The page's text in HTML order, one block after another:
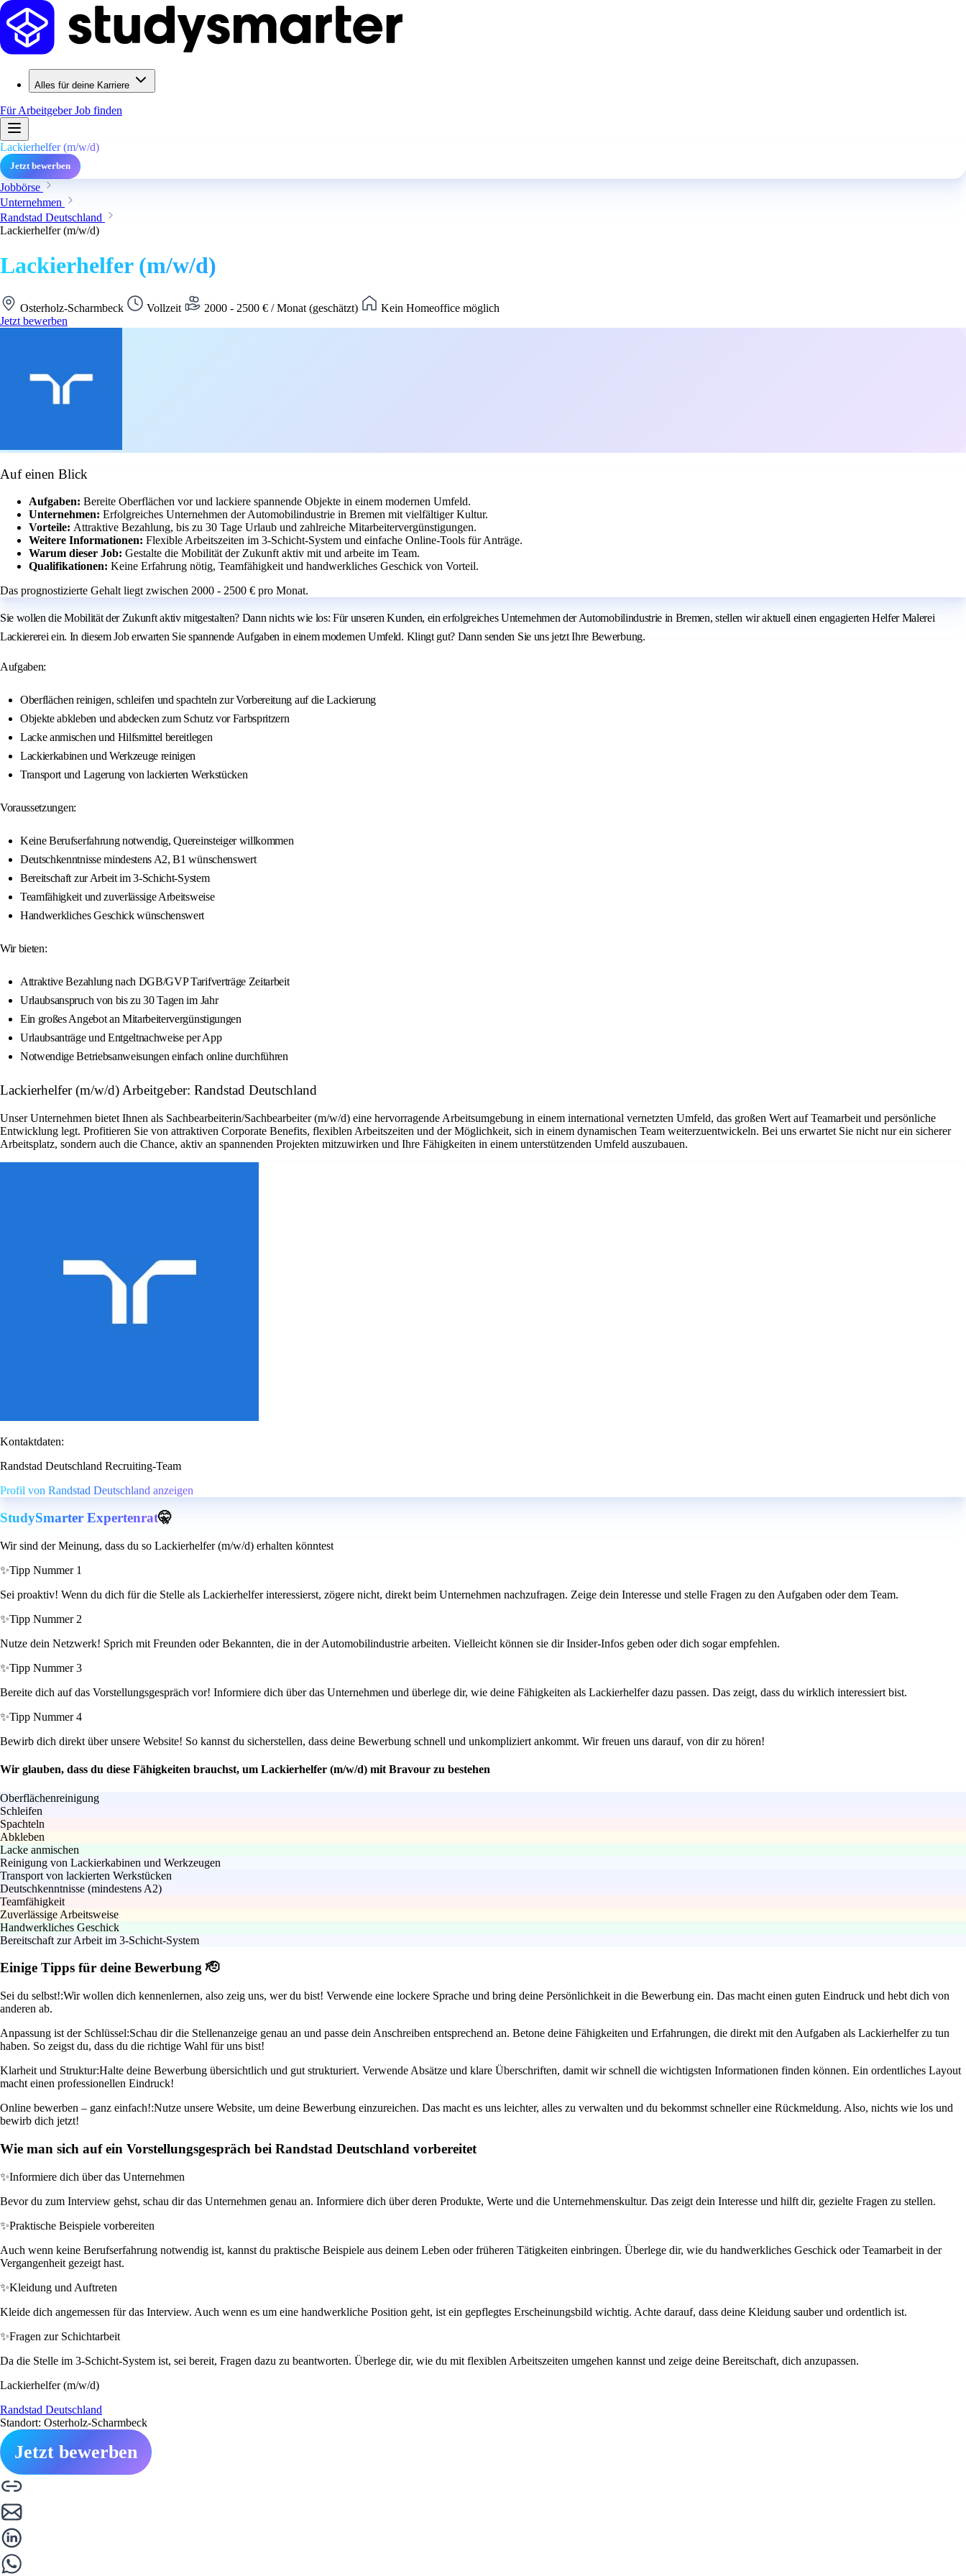
Alles für deine Karriere
Für ArbeitgeberJob finden
Lackierhelfer (m/w/d)
Jetzt bewerben
Jobbörse
Unternehmen
Randstad Deutschland
Lackierhelfer (m/w/d)
Lackierhelfer (m/w/d)
Osterholz-Scharmbeck Vollzeit 2000 - 2500 € / Monat (geschätzt)
Kein Homeoffice möglich
Jetzt bewerben
Auf einen Blick
Aufgaben: Bereite Oberflächen vor und lackiere spannende Objekte in einem modernen Umfeld.
Unternehmen: Erfolgreiches Unternehmen der Automobilindustrie in Bremen mit vielfältiger Kultur.
Vorteile: Attraktive Bezahlung, bis zu 30 Tage Urlaub und zahlreiche Mitarbeitervergünstigungen.
Weitere Informationen: Flexible Arbeitszeiten im 3-Schicht-System und einfache Online-Tools für Anträge.
Warum dieser Job: Gestalte die Mobilität der Zukunft aktiv mit und arbeite im Team.
Qualifikationen: Keine Erfahrung nötig, Teamfähigkeit und handwerkliches Geschick von Vorteil.
Das prognostizierte Gehalt liegt zwischen 2000 - 2500 € pro Monat.
Sie wollen die Mobilität der Zukunft aktiv mitgestalten? Dann nichts wie los: Für unseren Kunden, ein erfolgreiches Unternehmen der Automobilindustrie in Bremen, stellen wir aktuell einen engagierten Helfer Malerei
Lackiererei ein. In diesem Job erwarten Sie spannende Aufgaben in einem modernen Umfeld. Klingt gut? Dann senden Sie uns jetzt Ihre Bewerbung.
Aufgaben:
Oberflächen reinigen, schleifen und spachteln zur Vorbereitung auf die Lackierung
Objekte abkleben und abdecken zum Schutz vor Farbspritzern
Lacke anmischen und Hilfsmittel bereitlegen
Lackierkabinen und Werkzeuge reinigen
Transport und Lagerung von lackierten Werkstücken
Voraussetzungen:
Keine Berufserfahrung notwendig, Quereinsteiger willkommen
Deutschkenntnisse mindestens A2, B1 wünschenswert
Bereitschaft zur Arbeit im 3-Schicht-System
Teamfähigkeit und zuverlässige Arbeitsweise
Handwerkliches Geschick wünschenswert
Wir bieten:
Attraktive Bezahlung nach DGB/GVP Tarifverträge Zeitarbeit
Urlaubsanspruch von bis zu 30 Tagen im Jahr
Ein großes Angebot an Mitarbeitervergünstigungen
Urlaubsanträge und Entgeltnachweise per App
Notwendige Betriebsanweisungen einfach online durchführen
Lackierhelfer (m/w/d) Arbeitgeber: Randstad Deutschland
Unser Unternehmen bietet Ihnen als Sachbearbeiterin/Sachbearbeiter (m/w/d) eine hervorragende Arbeitsumgebung in einem international vernetzten Umfeld, das großen Wert auf Teamarbeit und persönliche
Entwicklung legt. Profitieren Sie von attraktiven Corporate Benefits, flexiblen Arbeitszeiten und der Möglichkeit, sich in einem dynamischen Team weiterzuentwickeln. Bei uns erwartet Sie nicht nur ein sicherer
Arbeitsplatz, sondern auch die Chance, aktiv an spannenden Projekten mitzuwirken und Ihre Fähigkeiten in einem unterstützenden Umfeld auszubauen.
Kontaktdaten:
Randstad Deutschland Recruiting-Team
Profil von Randstad Deutschland anzeigen
StudySmarter Expertenrat🤫
Wir sind der Meinung, dass du so Lackierhelfer (m/w/d) erhalten könntest
✨Tipp Nummer 1
Sei proaktiv! Wenn du dich für die Stelle als Lackierhelfer interessierst, zögere nicht, direkt beim Unternehmen nachzufragen. Zeige dein Interesse und stelle Fragen zu den Aufgaben oder dem Team.
✨Tipp Nummer 2
Nutze dein Netzwerk! Sprich mit Freunden oder Bekannten, die in der Automobilindustrie arbeiten. Vielleicht können sie dir Insider-Infos geben oder dich sogar empfehlen.
✨Tipp Nummer 3
Bereite dich auf das Vorstellungsgespräch vor! Informiere dich über das Unternehmen und überlege dir, wie deine Fähigkeiten als Lackierhelfer dazu passen. Das zeigt, dass du wirklich interessiert bist.
✨Tipp Nummer 4
Bewirb dich direkt über unsere Website! So kannst du sicherstellen, dass deine Bewerbung schnell und unkompliziert ankommt. Wir freuen uns darauf, von dir zu hören!
Wir glauben, dass du diese Fähigkeiten brauchst, um Lackierhelfer (m/w/d) mit Bravour zu bestehen
Oberflächenreinigung
Schleifen
Spachteln
Abkleben
Lacke anmischen
Reinigung von Lackierkabinen und Werkzeugen
Transport von lackierten Werkstücken
Deutschkenntnisse (mindestens A2)
Teamfähigkeit
Zuverlässige Arbeitsweise
Handwerkliches Geschick
Bereitschaft zur Arbeit im 3-Schicht-System
Einige Tipps für deine Bewerbung 🫡
Sei du selbst!:Wir wollen dich kennenlernen, also zeig uns, wer du bist! Verwende eine lockere Sprache und bring deine Persönlichkeit in die Bewerbung ein. Das macht einen guten Eindruck und hebt dich von
anderen ab.
Anpassung ist der Schlüssel:Schau dir die Stellenanzeige genau an und passe dein Anschreiben entsprechend an. Betone deine Fähigkeiten und Erfahrungen, die direkt mit den Aufgaben als Lackierhelfer zu tun
haben. So zeigst du, dass du die richtige Wahl für uns bist!
Klarheit und Struktur:Halte deine Bewerbung übersichtlich und gut strukturiert. Verwende Absätze und klare Überschriften, damit wir schnell die wichtigsten Informationen finden können. Ein ordentliches Layout
macht einen professionellen Eindruck!
Online bewerben – ganz einfach!:Nutze unsere Website, um deine Bewerbung einzureichen. Das macht es uns leichter, alles zu verwalten und du bekommst schneller eine Rückmeldung. Also, nichts wie los und
bewirb dich jetzt!
Wie man sich auf ein Vorstellungsgespräch bei Randstad Deutschland vorbereitet
✨Informiere dich über das Unternehmen
Bevor du zum Interview gehst, schau dir das Unternehmen genau an. Informiere dich über deren Produkte, Werte und die Unternehmenskultur. Das zeigt dein Interesse und hilft dir, gezielte Fragen zu stellen.
✨Praktische Beispiele vorbereiten
Auch wenn keine Berufserfahrung notwendig ist, kannst du praktische Beispiele aus deinem Leben oder früheren Tätigkeiten einbringen. Überlege dir, wie du handwerkliches Geschick oder Teamarbeit in der
Vergangenheit gezeigt hast.
✨Kleidung und Auftreten
Kleide dich angemessen für das Interview. Auch wenn es um eine handwerkliche Position geht, ist ein gepflegtes Erscheinungsbild wichtig. Achte darauf, dass deine Kleidung sauber und ordentlich ist.
✨Fragen zur Schichtarbeit
Da die Stelle im 3-Schicht-System ist, sei bereit, Fragen dazu zu beantworten. Überlege dir, wie du mit flexiblen Arbeitszeiten umgehen kannst und zeige deine Bereitschaft, dich anzupassen.
Lackierhelfer (m/w/d)
Randstad Deutschland
Standort: Osterholz-Scharmbeck
Jetzt bewerben